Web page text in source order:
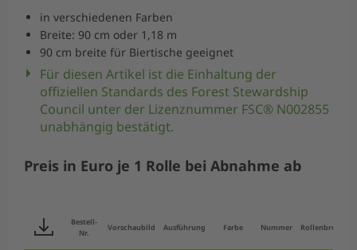
in verschiedenen Farben
Breite: 90 cm oder 1,18 m
90 cm breite für Biertische geeignet
Für diesen Artikel ist die Einhaltung der
offiziellen Standards des Forest Stewardship
Council unter der Lizenznummer FSC® N002855
unabhängig bestätigt.
Preis in Euro je 1 Rolle bei Abnahme ab
Bestell-
Nr.
Vorschaubild Ausführung Farbe Nummer Rollenbreite